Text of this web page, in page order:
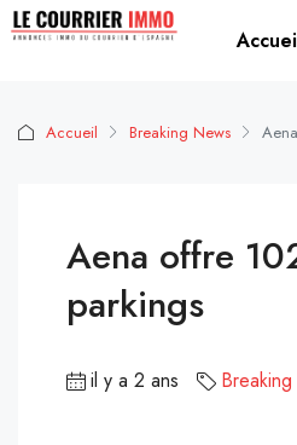
Accueil Breaking News
Aena offre
parkings
il y a 2 ans